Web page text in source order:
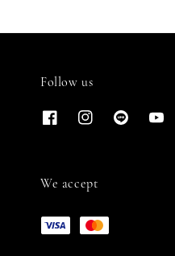
Follow us
We accept